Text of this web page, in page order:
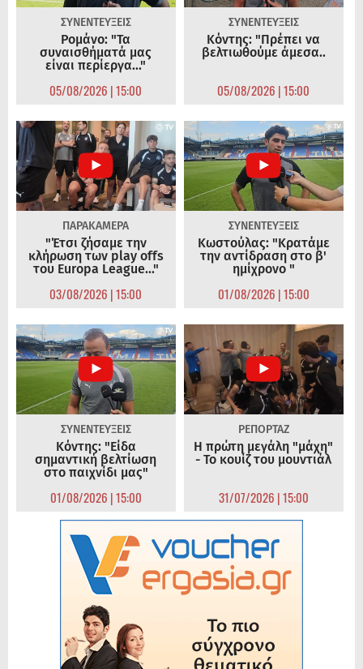
ΣΥΝΕΝΤΕΥΞΕΙΣ
Ρομάνο: "Τα
συναισθήματά μας
είναι περίεργα..."
05/08/2026 | 15:00
ΣΥΝΕΝΤΕΥΞΕΙΣ
Κόντης: "Πρέπει να
βελτιωθούμε άμεσα..
05/08/2026 | 15:00
ΠΑΡΑΚΑΜΕΡΑ
"Έτσι ζήσαμε την
κλήρωση των play offs
του Europa League..."
03/08/2026 | 15:00
ΣΥΝΕΝΤΕΥΞΕΙΣ
Κωστούλας: "Κρατάμε
την αντίδραση στο β'
ημίχρονο "
01/08/2026 | 15:00
ΣΥΝΕΝΤΕΥΞΕΙΣ
Κόντης: "Είδα
σημαντική βελτίωση
στο παιχνίδι μας"
01/08/2026 | 15:00
ΡΕΠΟΡΤΑΖ
Η πρώτη μεγάλη "μάχη"
- Το κουίζ του μουντιάλ
31/07/2026 | 15:00